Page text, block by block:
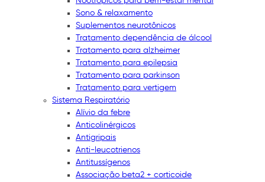
Sono & relaxamento
Suplementos neurotônicos
Tratamento dependência de álcool
Tratamento para alzheimer
Tratamento para epilepsia
Tratamento para parkinson
Tratamento para vertigem
Sistema Respiratório
Alívio da febre
Anticolinérgicos
Antigripais
Anti-leucotrienos
Antitussígenos
Associação beta2 + corticoide